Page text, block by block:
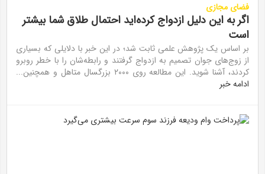
فضای مجازی
اگر به این دلیل ازدواج کرده‌اید احتمال طلاق شما بیشتر
است
بر اساس یک پژوهش علمی ثابت شد؛ در این خبر با دلایلی که بسیاری
از زوج‌های جوان تصمیم به ازدواج گرفتند و رابطه‌شان را با خطر روبرو
کردند، آشنا شوید. این مطالعه روی ۲۰۰۰ بزرگسال متاهل و همچنین...
ادامه خبر